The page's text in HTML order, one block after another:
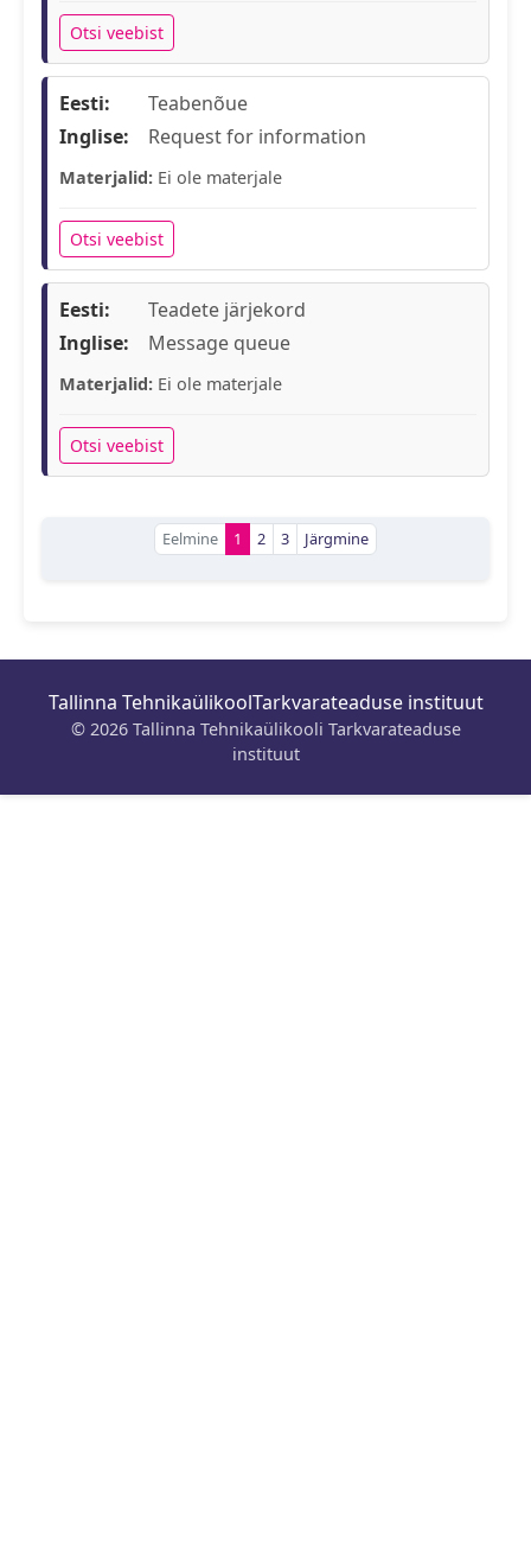
Otsi veebist
Eesti:
Teabenõue
Inglise:
Request for information
Materjalid: Ei ole materjale
Otsi veebist
Eesti:
Teadete järjekord
Inglise:
Message queue
Materjalid: Ei ole materjale
Otsi veebist
Eelmine 1 2 3 Järgmine
Tallinna TehnikaülikoolTarkvarateaduse instituut
© 2026 Tallinna Tehnikaülikooli Tarkvarateaduse
instituut